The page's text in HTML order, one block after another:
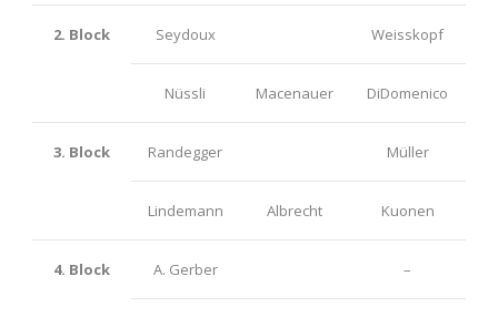
2. Block Seydoux Weisskopf
Nüssli Macenauer DiDomenico
3. Block Randegger Müller
Lindemann Albrecht Kuonen
4. Block A. Gerber –